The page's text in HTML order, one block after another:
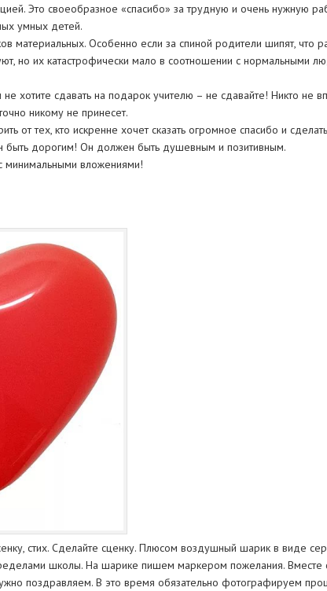
Это своеобразное «спасибо» за трудную и очень нужную
умных детей.
материальных. Особенно если за спиной родители шипят, что
но их катастрофически мало в соотношении с нормальными
хотите сдавать на подарок учителю – не сдавайте! Никто не
никому не принесет.
от тех, кто искренне хочет сказать огромное спасибо и
дорогим! Он должен быть душевным и позитивным.
минимальными вложениями!
стих. Сделайте сценку. Плюсом воздушный шарик в виде
школы. На шарике пишем маркером пожелания.
поздравляем. В это время обязательно фотографируем